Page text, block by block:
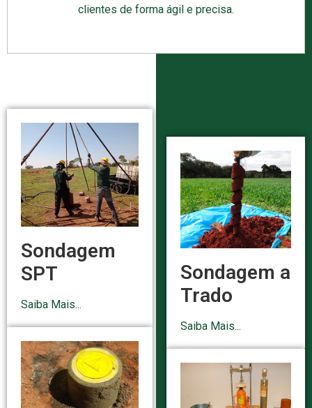
clientes de forma ágil e precisa.
Sondagem
SPT
Saiba Mais...
Sondagem a
Trado
Saiba Mais...